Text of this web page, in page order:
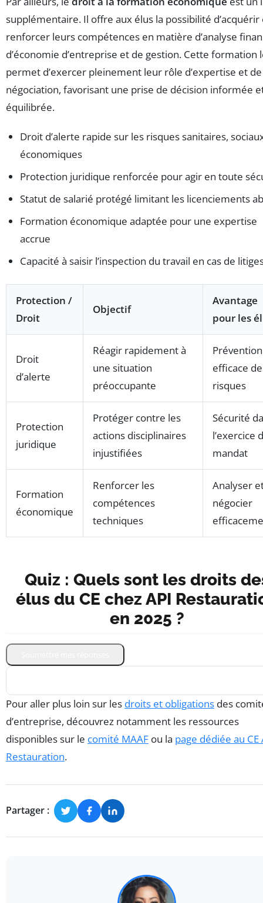
supplémentaire. Il offre aux élus la possibilité d’acquérir
renforcer leurs compétences en matière d’analyse
d’économie d’entreprise et de gestion. Cette formation
permet d’exercer pleinement leur rôle d’expertise et de
négociation, favorisant une prise de décision informée
équilibrée.
Droit d’alerte rapide sur les risques sanitaires,
économiques
Protection juridique renforcée pour agir en toute
Statut de salarié protégé limitant les licenciements
Formation économique adaptée pour une expertise
accrue
Capacité à saisir l’inspection du travail en cas de
Protection /
Droit
Objectif
Avantage
pour les
Droit
d’alerte
Réagir rapidement à
une situation
préoccupante
Prévention
efficace
risques
Protection
juridique
Protéger contre les
actions disciplinaires
injustifiées
Sécurité
l’exercice
mandat
Formation
économique
Renforcer les
compétences
techniques
Analyser
négocier
Quiz : Quels sont les droits
élus du CE chez API
en 2025 ?
Pour aller plus loin sur les droits et obligations des
d’entreprise, découvrez notamment les ressources
disponibles sur le comité MAAF ou la page dédiée au CE
Restauration.
Partager :